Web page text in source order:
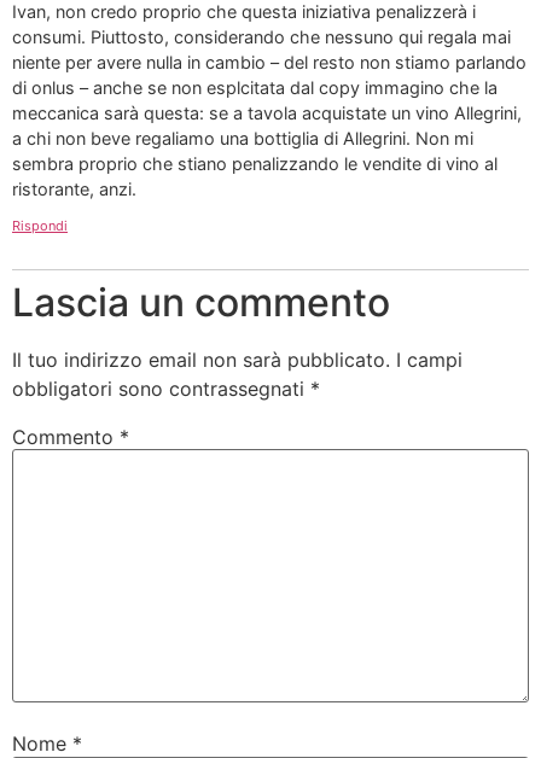
Ivan, non credo proprio che questa iniziativa penalizzerà i
consumi. Piuttosto, considerando che nessuno qui regala mai
niente per avere nulla in cambio – del resto non stiamo parlando
di onlus – anche se non esplcitata dal copy immagino che la
meccanica sarà questa: se a tavola acquistate un vino Allegrini,
a chi non beve regaliamo una bottiglia di Allegrini. Non mi
sembra proprio che stiano penalizzando le vendite di vino al
ristorante, anzi.
Rispondi
Lascia un commento
Il tuo indirizzo email non sarà pubblicato. I campi
obbligatori sono contrassegnati *
Commento *
Nome *